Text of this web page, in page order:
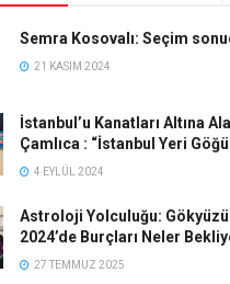
Semra Kosovalı: Seçim
21 KASIM 2024
İstanbul’u Kanatları Altına
Çamlıca : “İstanbul Yeri
4 EYLÜL 2024
Astroloji Yolculuğu:
2024’de Burçları Neler
27 TEMMUZ 2025